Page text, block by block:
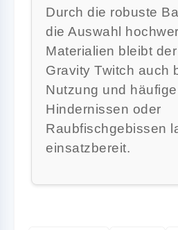
Durch die robuste
die Auswahl
Materialien bleibt
Gravity Twitch auch
Nutzung und
Hindernissen oder
Raubfischgebissen
einsatzbereit.